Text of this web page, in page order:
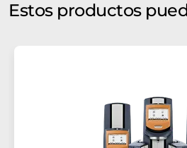
Estos productos